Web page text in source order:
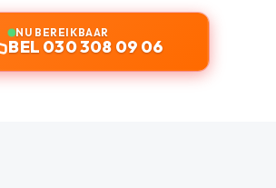
NU BEREIKBAAR
BEL 030 308 09 06